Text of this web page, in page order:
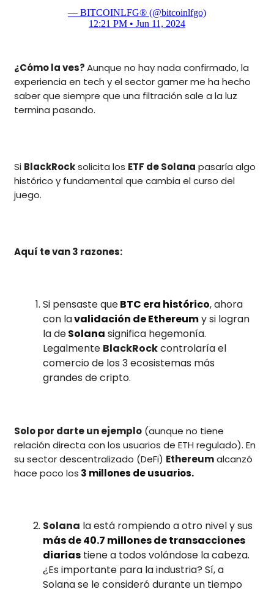
— BITCOINLFG® (@bitcoinlfgo)
12:21 PM • Jun 11, 2024
¿Cómo la ves?Aunque no hay nada confirmado, la
experiencia en tech y el sector gamer me ha hecho
saber que siempre que una filtración sale a la luz
termina pasando.
Si BlackRocksolicita los ETF de Solana pasaría algo
histórico y fundamental que cambia el curso del
juego.
Aquí te van 3 razones:
Si pensaste queBTC era histórico, ahora
con lavalidación de Ethereumy si logran
la deSolana significa hegemonía.
Legalmente BlackRockcontrolaría el
comercio de los 3 ecosistemas más
grandes de cripto.
Solo por darte un ejemplo (aunque no tiene
relación directa con los usuarios de ETH regulado). En
su sector descentralizado (DeFi) Ethereumalcanzó
hace poco los 3 millones de usuarios.
Solana la está rompiendo a otro nivel y sus
más de 40.7 millones de transacciones
diarias tiene a todos volándose la cabeza.
¿Es importante para la industria? Sí, a
Solana se le consideró durante un tiempo